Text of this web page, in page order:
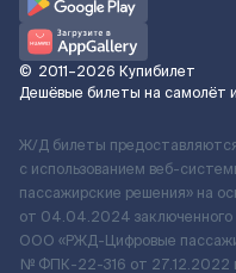
© 2011–2026 Купибилет
Дешёвые билеты на самолёт
Ж/Д билеты
с использованием веб-
пассажирские решения» на
от 04.04.2024 заключенного
ООО «РЖД-Цифровые
№ ФПК-22-316 от 27.12.2022